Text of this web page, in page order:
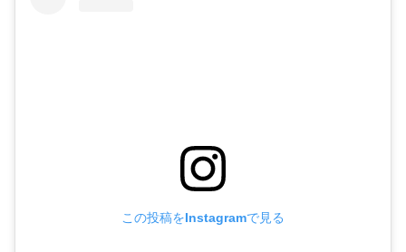
この投稿をInstagramで見る